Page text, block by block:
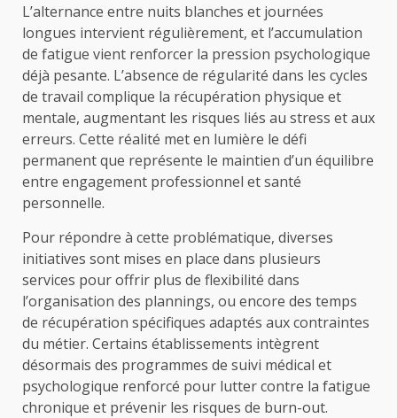
L’alternance entre nuits blanches et journées
longues intervient régulièrement, et l’accumulation
de fatigue vient renforcer la pression psychologique
déjà pesante. L’absence de régularité dans les cycles
de travail complique la récupération physique et
mentale, augmentant les risques liés au stress et aux
erreurs. Cette réalité met en lumière le défi
permanent que représente le maintien d’un équilibre
entre engagement professionnel et santé
personnelle.
Pour répondre à cette problématique, diverses
initiatives sont mises en place dans plusieurs
services pour offrir plus de flexibilité dans
l’organisation des plannings, ou encore des temps
de récupération spécifiques adaptés aux contraintes
du métier. Certains établissements intègrent
désormais des programmes de suivi médical et
psychologique renforcé pour lutter contre la fatigue
chronique et prévenir les risques de burn-out.